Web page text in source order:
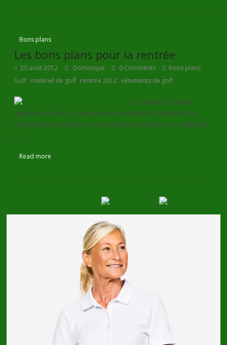
Bons plans
Les bons plans pour la rentrée
20 août 2012 Dominique 0 Comments bons plans,
Golf, matériel de golf, rentrée 2012,vêtements de golf
La rentrée scolaire
approche et il n’y a pas que les fournitures scolaires qui
doivent être achetées avant la date fatidique du 4 septemb
[...]
Read more